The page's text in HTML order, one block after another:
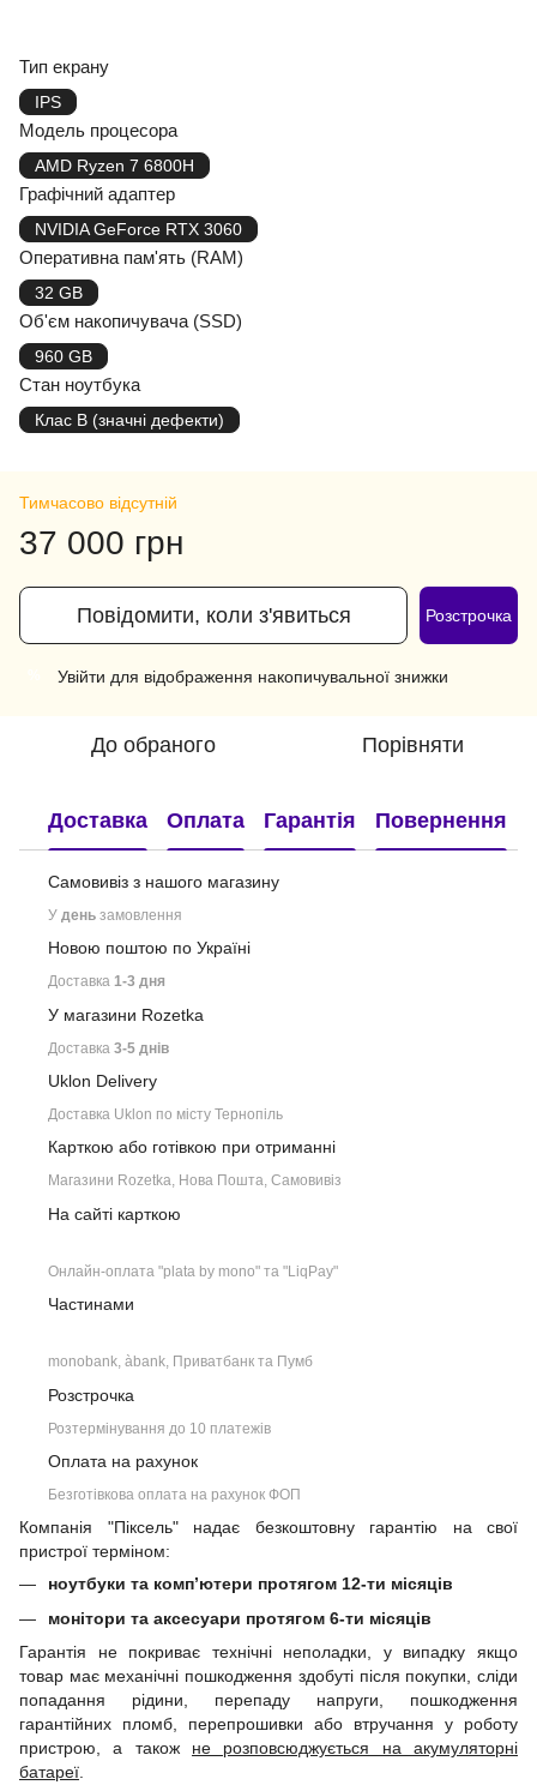
Тип екрану
IPS
Модель процесора
AMD Ryzen 7 6800H
Графічний адаптер
NVIDIA GeForce RTX 3060
Оперативна пам'ять (RAM)
32 GB
Об'єм накопичувача (SSD)
960 GB
Стан ноутбука
Клас B (значні дефекти)
Тимчасово відсутній
37 000 грн
Повідомити, коли з'явиться Розстрочка
Увійти для відображення накопичувальної знижки
До обраного Порівняти
Доставка Оплата Гарантія Повернення
Самовивіз з нашого магазину
У день замовлення
Новою поштою по Україні
Доставка 1-3 дня
У магазини Rozetka
Доставка 3-5 днів
Uklon Delivery
Доставка Uklon по місту Тернопіль
Карткою або готівкою при отриманні
Магазини Rozetka, Нова Пошта, Самовивіз
На сайті карткою
Онлайн-оплата "plata by mono" та "LiqPay"
Частинами
monobank, àbank, Приватбанк та Пумб
Розстрочка
Розтермінування до 10 платежів
Оплата на рахунок
Безготівкова оплата на рахунок ФОП
Компанія "Піксель" надає безкоштовну гарантію на свої
пристрої терміном:
ноутбуки та комп’ютери протягом 12-ти місяців
монітори та аксесуари протягом 6-ти місяців
Гарантія не покриває технічні неполадки, у випадку якщо
товар має механічні пошкодження здобуті після покупки, сліди
попадання рідини, перепаду напруги, пошкодження
гарантійних пломб, перепрошивки або втручання у роботу
пристрою, а також не розповсюджується на акумуляторні
батареї